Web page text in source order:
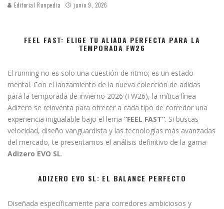
Editorial Runpedia junio 9, 2026
FEEL FAST: ELIGE TU ALIADA PERFECTA PARA LA
TEMPORADA FW26
El running no es solo una cuestión de ritmo; es un estado
mental. Con el lanzamiento de la nueva colección de adidas
para la temporada de invierno 2026 (FW26), la mítica línea
Adizero se reinventa para ofrecer a cada tipo de corredor una
experiencia inigualable bajo el lema “FEEL FAST”. Si buscas
velocidad, diseño vanguardista y las tecnologías más avanzadas
del mercado, te presentamos el análisis definitivo de la gama
Adizero EVO SL.
ADIZERO EVO SL: EL BALANCE PERFECTO
Diseñada específicamente para corredores ambiciosos y